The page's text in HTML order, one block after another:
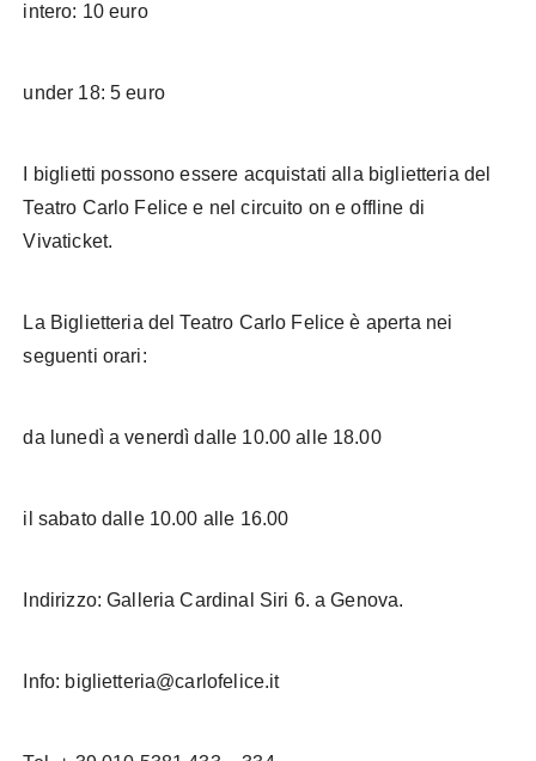
intero: 10 euro
under 18: 5 euro
I biglietti possono essere acquistati alla biglietteria del
Teatro Carlo Felice e nel circuito on e offline di
Vivaticket.
La Biglietteria del Teatro Carlo Felice è aperta nei
seguenti orari:
da lunedì a venerdì dalle 10.00 alle 18.00
il sabato dalle 10.00 alle 16.00
Indirizzo: Galleria Cardinal Siri 6. a Genova.
Info: biglietteria@carlofelice.it